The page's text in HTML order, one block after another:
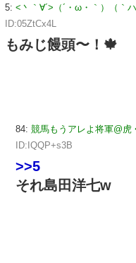
5: <丶｀∀´>（´・ω・｀）（｀
ID:05ZtCx4L
もみじ饅頭〜！🍁
84: 競馬もうアレよ将軍@
ID:IQQP+s3B
>>5
それ島田洋七w